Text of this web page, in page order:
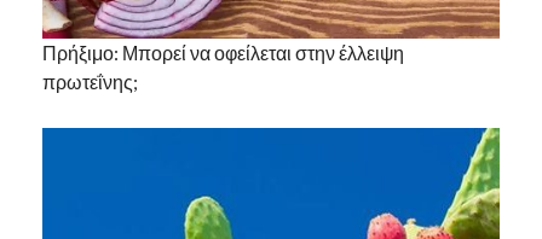
Πρήξιμο: Μπορεί να οφείλεται στην έλλειψη
πρωτεΐνης;